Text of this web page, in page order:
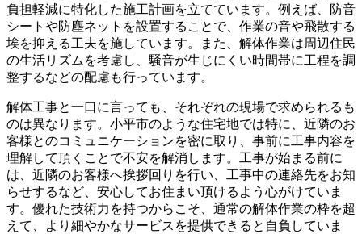
負担軽減に特化した施工計画を立てています。例えば、防音
シートや防塵ネットを設置することで、作業の音や飛散する
埃を抑える工夫を施しています。また、解体作業は周辺住民
の生活リズムを考慮し、騒音が生じにくい時間帯に工程を調
整するなどの配慮も行っています。
解体工事と一口に言っても、それぞれの現場で求められるも
のは異なります。小平市のような住宅地では特に、近隣のお
客様とのコミュニケーションを密に取り、事前に工事内容を
理解して頂くことで不安を解消します。工事が始まる前に
は、近隣のお客様へ挨拶回りを行い、工事中の連絡先をお知
らせするなど、安心してお住まい頂けるよう心がけていま
す。優れた技術力を持つからこそ、通常の解体作業の枠を超
えて、より細やかなサービスを提供できると自負していま